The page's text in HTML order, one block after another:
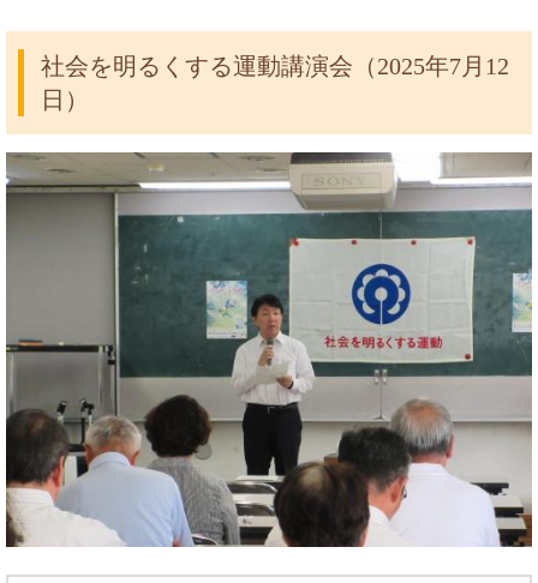
社会を明るくする運動講演会（2025年7月12
日）